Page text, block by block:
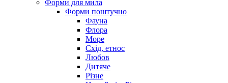
Форми для мила
Форми поштучно
Фауна
Флора
Море
Схід, етнос
Любов
Дитяче
Різне